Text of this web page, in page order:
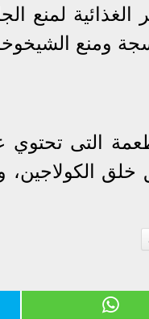
لمنع
ومنع
التى